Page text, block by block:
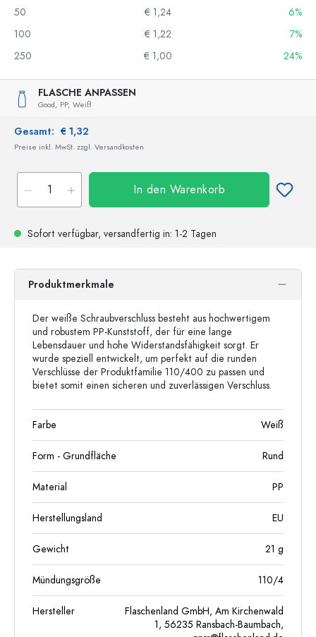
50
€ 1,24
6%
100
€ 1,22
7%
250
€ 1,00 24%
FLASCHE ANPASSEN
Good, PP, Weiß
Gesamt: € 1,32
Preise inkl. MwSt. zzgl. Versandkosten
In den Warenkorb
Sofort verfügbar, versandfertig in: 1-2 Tagen
Produktmerkmale
Der weiße Schraubverschluss besteht aus hochwertigem
und robustem PP-Kunststoff, der für eine lange
Lebensdauer und hohe Widerstandsfähigkeit sorgt. Er
wurde speziell entwickelt, um perfekt auf die runden
Verschlüsse der Produktfamilie 110/400 zu passen und
bietet somit einen sicheren und zuverlässigen Verschluss.
Farbe Weiß
Form - Grundfläche Rund
Material PP
Herstellungsland EU
Gewicht 21 g
Mündungsgröße 110/4
Hersteller
Flaschenland GmbH, Am Kirchenwald
1, 56235 Ransbach-Baumbach,